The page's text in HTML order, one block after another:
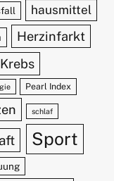
hausmittel
Herzinfarkt
Krebs
Pearl Index
schlaf
Sport